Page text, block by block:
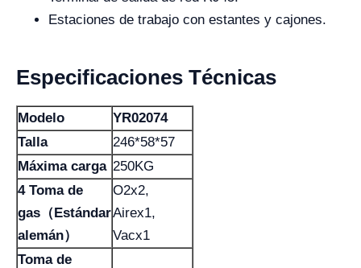
Estaciones de trabajo con estantes y cajones.
Especificaciones Técnicas
Modelo
YR02074
Talla
246*58*57
Máxima carga 250KG
4 Toma de
gas（Estándar
alemán）
O2x2,
Airex1,
Vacx1
Toma de